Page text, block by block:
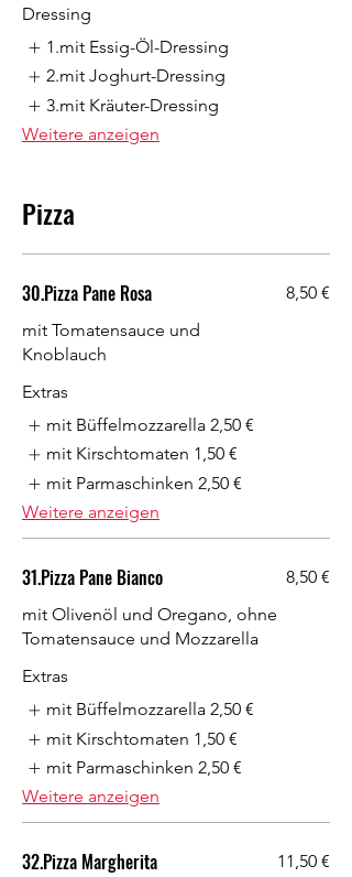
Dressing
1.mit Essig-Öl-Dressing
2.mit Joghurt-Dressing
3.mit Kräuter-Dressing
Weitere anzeigen
Pizza
30.Pizza Pane Rosa
mit Tomatensauce und
Knoblauch
8,50 €
Extras
mit Büffelmozzarella 2,50 €
mit Kirschtomaten 1,50 €
mit Parmaschinken 2,50 €
Weitere anzeigen
31.Pizza Pane Bianco
mit Olivenöl und Oregano, ohne
Tomatensauce und Mozzarella
8,50 €
Extras
mit Büffelmozzarella 2,50 €
mit Kirschtomaten 1,50 €
mit Parmaschinken 2,50 €
Weitere anzeigen
32.Pizza Margherita 11,50 €